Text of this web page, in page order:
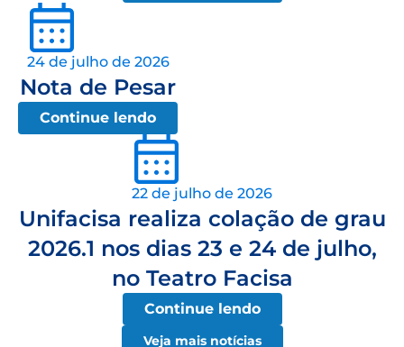
24 de julho de 2026
Nota de Pesar
Continue lendo
22 de julho de 2026
Unifacisa realiza colação de grau
2026.1 nos dias 23 e 24 de julho,
no Teatro Facisa
Continue lendo
Veja mais notícias